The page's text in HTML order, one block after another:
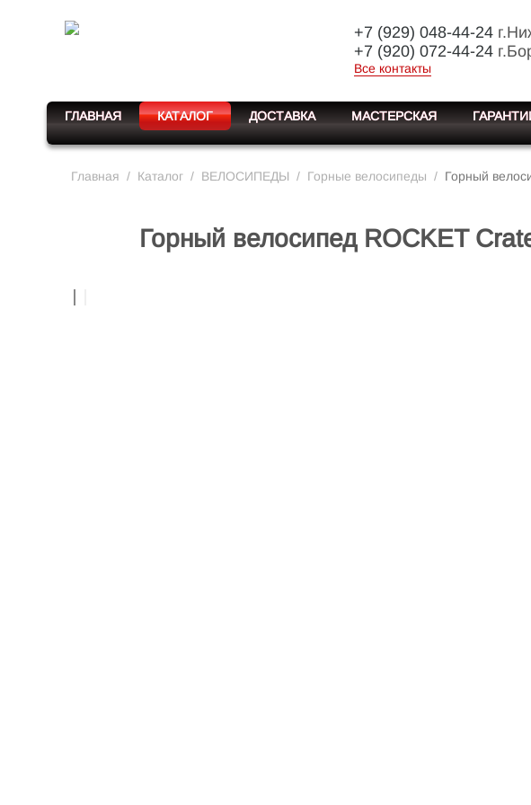
+7 (929) 048-44-24
+7 (920) 072-44-24
Все контакты
ГЛАВНАЯ КАТАЛОГ ДОСТАВКА МАСТЕРСКАЯ
Главная / Каталог / ВЕЛОСИПЕДЫ / Горные велосипеды / Горный
Горный велосипед ROCKET